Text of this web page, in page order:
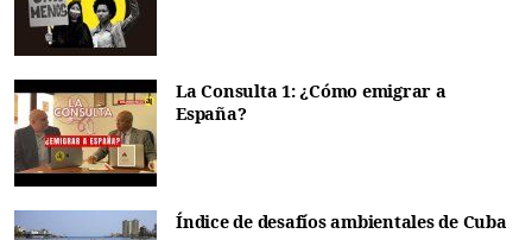
La Consulta 1: ¿Cómo emigrar a
España?
Índice de desafíos ambientales de Cuba